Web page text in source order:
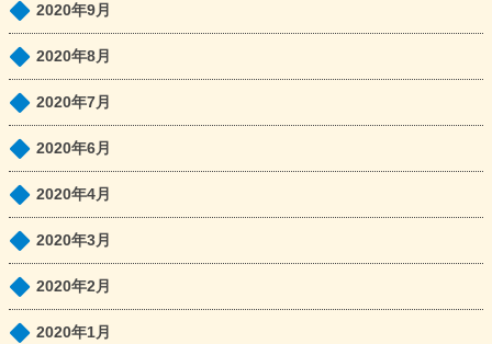
2020年9月
2020年8月
2020年7月
2020年6月
2020年4月
2020年3月
2020年2月
2020年1月